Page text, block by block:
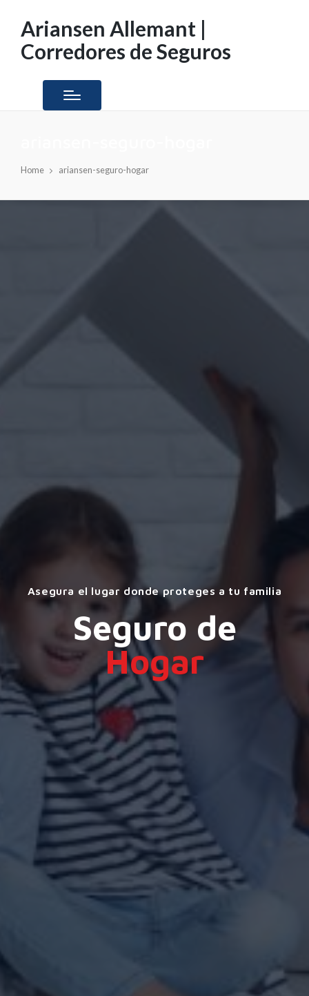
Ariansen Allemant |
Corredores de Seguros
Home ariansen-seguro-hogar
Asegura el lugar donde proteges a tu familia
Seguro de
Hogar